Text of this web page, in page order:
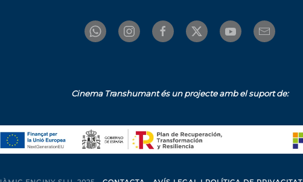
Cinema Transhumant és un projecte amb el suport de: